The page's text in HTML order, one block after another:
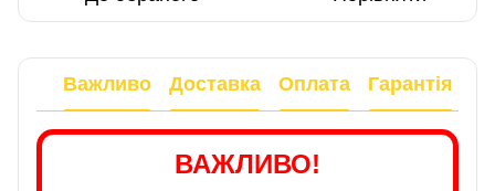
Важливо Доставка Оплата Гарантія
ВАЖЛИВО!